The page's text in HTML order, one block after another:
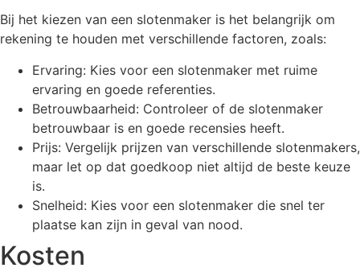
Bij het kiezen van een slotenmaker is het belangrijk om
rekening te houden met verschillende factoren, zoals:
Ervaring: Kies voor een slotenmaker met ruime
ervaring en goede referenties.
Betrouwbaarheid: Controleer of de slotenmaker
betrouwbaar is en goede recensies heeft.
Prijs: Vergelijk prijzen van verschillende slotenmakers,
maar let op dat goedkoop niet altijd de beste keuze
is.
Snelheid: Kies voor een slotenmaker die snel ter
plaatse kan zijn in geval van nood.
Kosten